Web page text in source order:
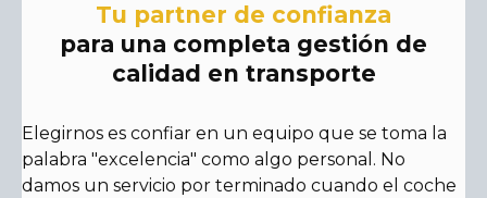
Tu partner de confianza
para una completa gestión de
calidad en transporte
Elegirnos es confiar en un equipo que se toma la
palabra "excelencia" como algo personal. No
damos un servicio por terminado cuando el coche